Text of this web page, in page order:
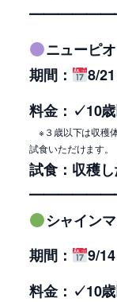
ニューピ
期間：
8/
料金： ✓10
※３歳以下は収穫
試食いただけます。
試食：収穫
シャイン
期間：
9/
料金： ✓10